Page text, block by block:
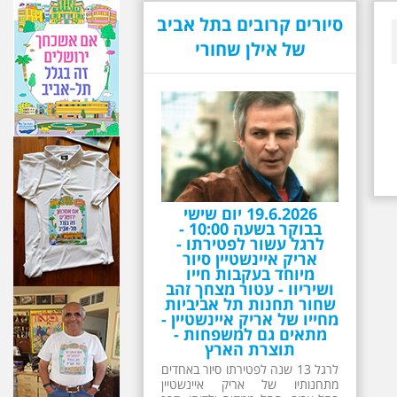
סיורים קרובים בתל אביב
של אילן שחורי
19.6.2026 יום שישי
בבוקר בשעה 10:00 -
לרגל עשור לפטירתו -
אריק איינשטיין סיור
מיוחד בעקבות חייו
ושיריוו - עטור מצחך זהב
שחור תחנות תל אביביות
מחייו של אריק איינשטיין -
מתאים גם למשפחות -
תוצרת הארץ
לרגל 13 שנה לפטירתו סיור באחדים
מתחנותיו של אריק איינשטיין